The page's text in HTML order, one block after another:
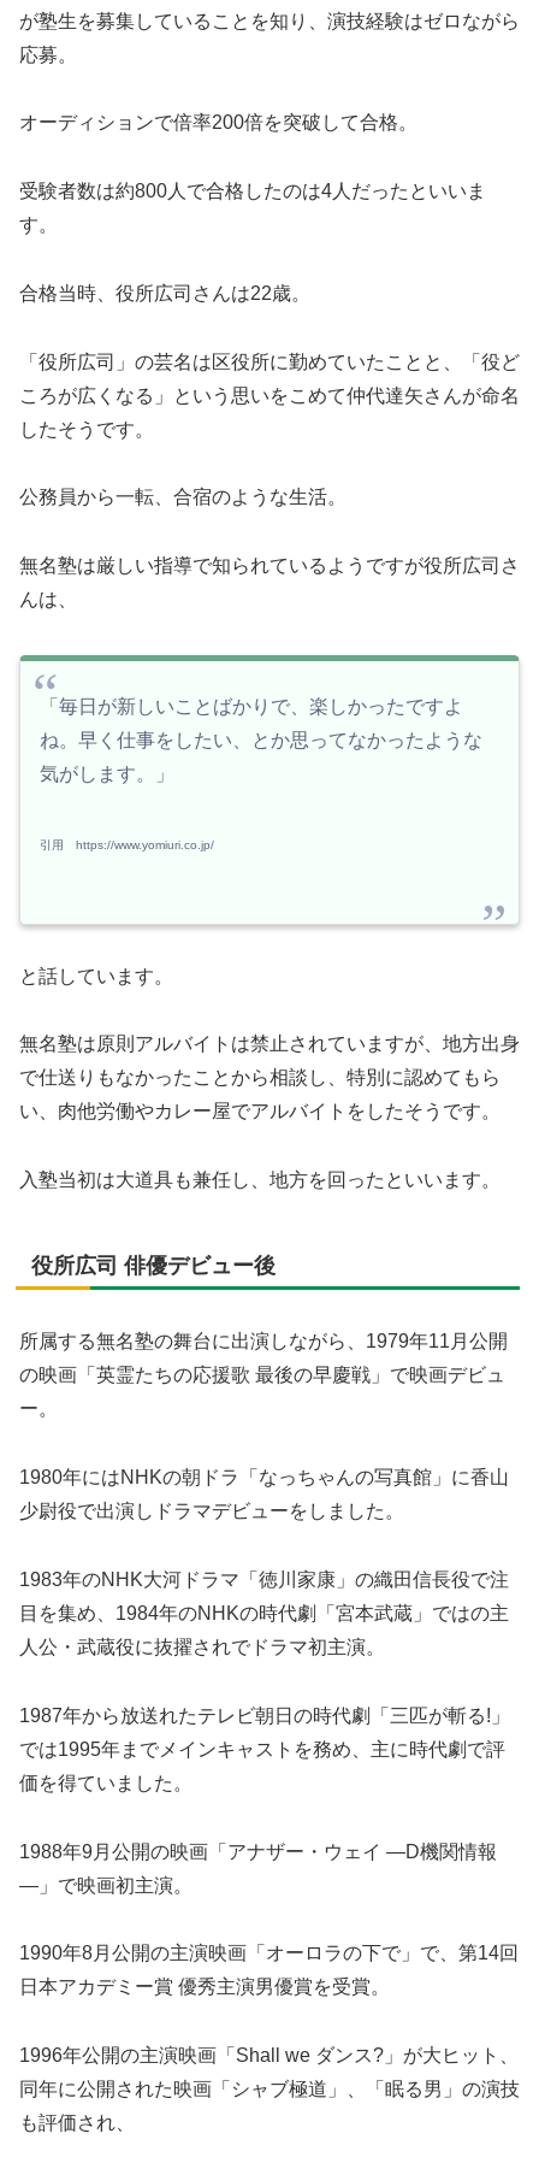
が塾生を募集していることを知り、演技経験はゼロながら
応募。
オーディションで倍率200倍を突破して合格。
受験者数は約800人で合格したのは4人だったといいま
す。
合格当時、役所広司さんは22歳。
「役所広司」の芸名は区役所に勤めていたことと、「役ど
ころが広くなる」という思いをこめて仲代達矢さんが命名
したそうです。
公務員から一転、合宿のような生活。
無名塾は厳しい指導で知られているようですが役所広司さ
んは、
「毎日が新しいことばかりで、楽しかったですよ
ね。早く仕事をしたい、とか思ってなかったような
気がします。」
引用 https://www.yomiuri.co.jp/
と話しています。
無名塾は原則アルバイトは禁止されていますが、地方出身
で仕送りもなかったことから相談し、特別に認めてもら
い、肉他労働やカレー屋でアルバイトをしたそうです。
入塾当初は大道具も兼任し、地方を回ったといいます。
役所広司 俳優デビュー後
所属する無名塾の舞台に出演しながら、1979年11月公開
の映画「英霊たちの応援歌 最後の早慶戦」で映画デビュ
ー。
1980年にはNHKの朝ドラ「なっちゃんの写真館」に香山
少尉役で出演しドラマデビューをしました。
1983年のNHK大河ドラマ「徳川家康」の織田信長役で注
目を集め、1984年のNHKの時代劇「宮本武蔵」ではの主
人公・武蔵役に抜擢されでドラマ初主演。
1987年から放送れたテレビ朝日の時代劇「三匹が斬る!」
では1995年までメインキャストを務め、主に時代劇で評
価を得ていました。
1988年9月公開の映画「アナザー・ウェイ ―D機関情報
―」で映画初主演。
1990年8月公開の主演映画「オーロラの下で」で、第14回
日本アカデミー賞 優秀主演男優賞を受賞。
1996年公開の主演映画「Shall we ダンス?」が大ヒット、
同年に公開された映画「シャブ極道」、「眠る男」の演技
も評価され、